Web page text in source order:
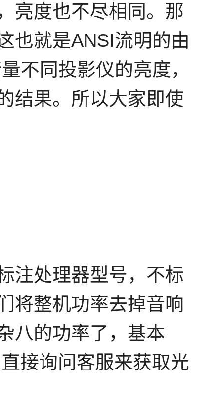
亮度也不尽相同。那
也就是ANSI流明的由
不同投影仪的亮度，
结果。所以大家即使
注处理器型号，不标
将整机功率去掉音响
八的功率了，基本
接询问客服来获取光